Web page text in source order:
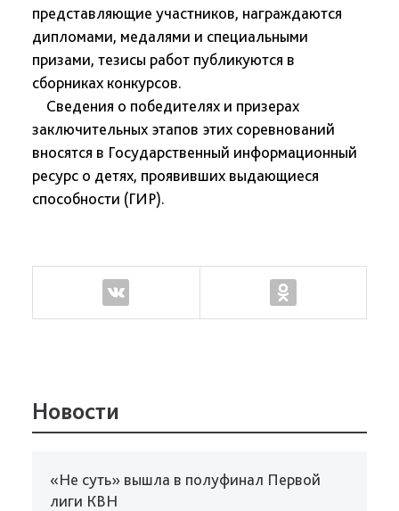
представляющие участников, награждаются
дипломами, медалями и специальными
призами, тезисы работ публикуются в
сборниках конкурсов.
Сведения о победителях и призерах
заключительных этапов этих соревнований
вносятся в Государственный информационный
ресурс о детях, проявивших выдающиеся
способности (ГИР).
Новости
«Не суть» вышла в полуфинал Первой
лиги КВН